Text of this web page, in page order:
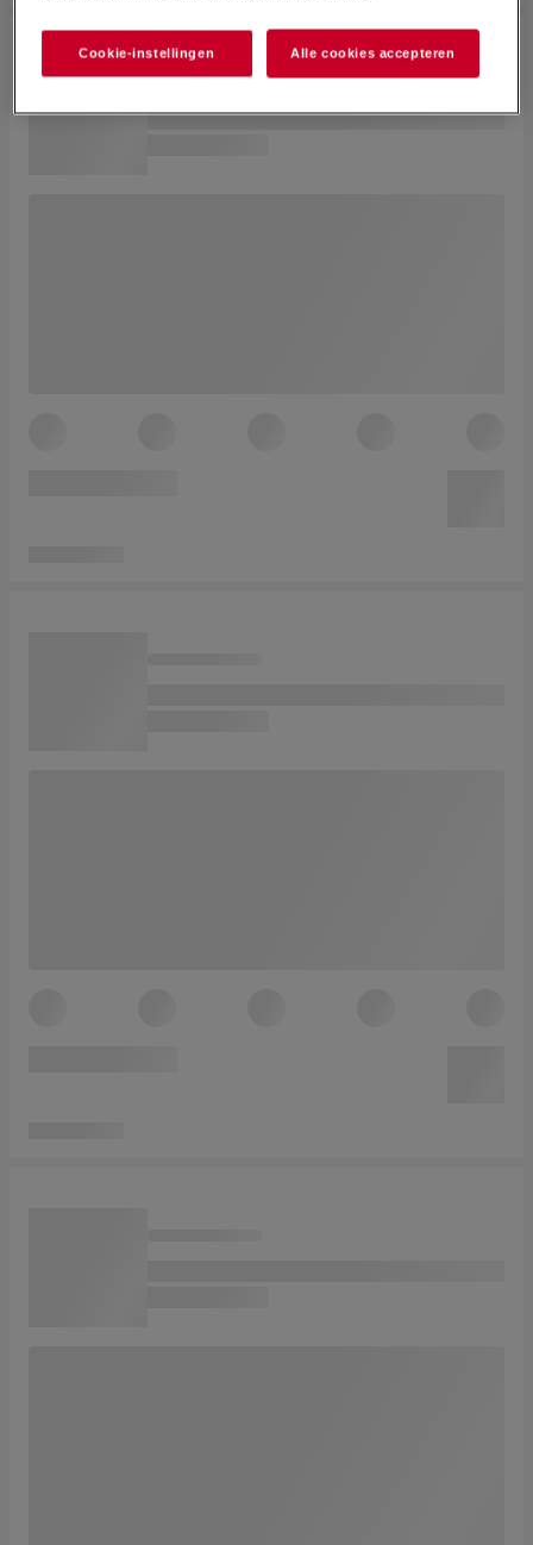
Cookie-instellingen Alle cookies accepteren